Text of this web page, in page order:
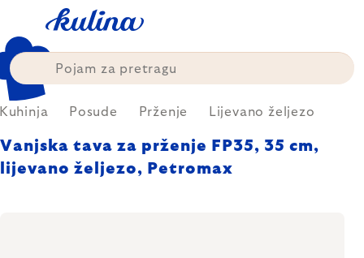
content
Posude Prženje Lijevano željezo
Vanjska tava za prženje FP35, 35 cm,
lijevano željezo, Petromax